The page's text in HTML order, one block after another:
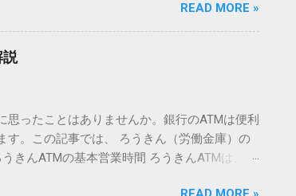
：20BB7）」を把握する。 入力モードを「半
**[Alt]キーを押しながら[X]キー**を押す。 入
の方法は、特にMicrosoft Wordで非常に強力
するだけで、再配達のストレスは驚くほど軽く
連携による具体的なメリットを徹底解説しま
えておきたいのが、佐川急便の個人向け無料
イムで管理するための基盤となるサービスで
LINEやアプリと紐付けることで、その利便
携で「不在連絡票」とおさらばできる理由 日
と連携させると、荷物の受け取り体験が一変
ードを読み取る手間すら、過去のものになり
READ MORE »
説
思ったことはありませんか。銀行のATMは便利
す。この記事では、 ろうきん（労働金庫）の
きんATMの基本営業時間 ろうきんATMは、利